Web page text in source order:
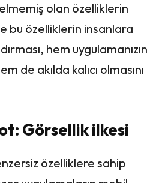
olan özelliklerin
bu özelliklerin insanlara
hem uygulamanızın
de akılda kalıcı olmasını
Görsellik ilkesi
özelliklere sahip